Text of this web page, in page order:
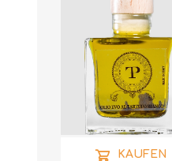
KAUFEN